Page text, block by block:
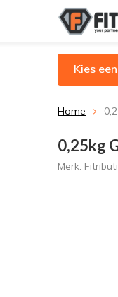
Kies
Home
0,25kg
Merk: